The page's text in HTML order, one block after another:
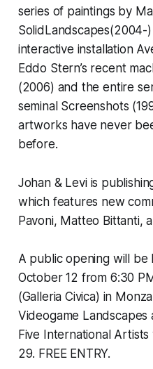
series of paintings by
SolidLandscapes(2004-)
interactive installation
Eddo Stern’s recent
(2006) and the entire
seminal Screenshots
artworks have never
before.
Johan & Leviis
which features new
Pavoni, Matteo Bittanti,
A public opening will be
October 12 from 6:30
(Galleria Civica) in
Videogame
Five International
29. FREE ENTRY.